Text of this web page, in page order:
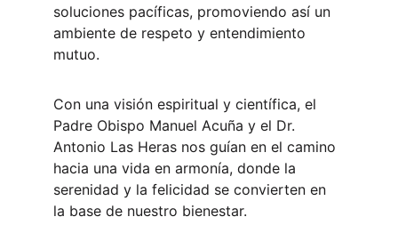
soluciones pacíficas, promoviendo así un
ambiente de respeto y entendimiento
mutuo.
Con una visión espiritual y científica, el
Padre Obispo Manuel Acuña y el Dr.
Antonio Las Heras nos guían en el camino
hacia una vida en armonía, donde la
serenidad y la felicidad se convierten en
la base de nuestro bienestar.